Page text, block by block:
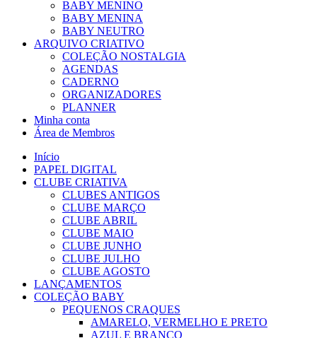
BABY MENINO
BABY MENINA
BABY NEUTRO
ARQUIVO CRIATIVO
COLEÇÃO NOSTALGIA
AGENDAS
CADERNO
ORGANIZADORES
PLANNER
Minha conta
Área de Membros
Início
PAPEL DIGITAL
CLUBE CRIATIVA
CLUBES ANTIGOS
CLUBE MARÇO
CLUBE ABRIL
CLUBE MAIO
CLUBE JUNHO
CLUBE JULHO
CLUBE AGOSTO
LANÇAMENTOS
COLEÇÃO BABY
PEQUENOS CRAQUES
AMARELO, VERMELHO E PRETO
AZUL E BRANCO